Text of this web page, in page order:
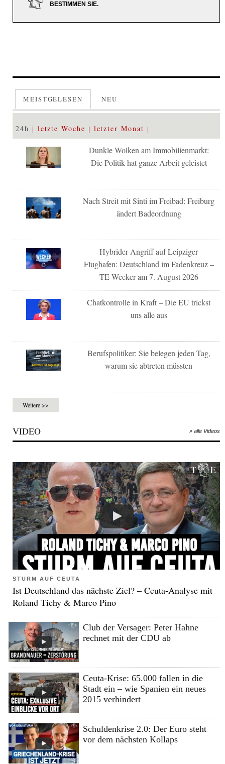
BESTIMMEN SIE.
MEISTGELESEN NEU
24h letzte Woche letzter Monat
Dunkle Wolken am Immobilienmarkt:
Die Politik hat ganze Arbeit geleistet
Nach Streit mit Sinti im Freibad: Freiburg
ändert Badeordnung
Hybrider Angriff auf Leipziger
Flughafen: Deutschland im Fadenkreuz –
TE-Wecker am 7. August 2026
Chatkontrolle in Kraft – Die EU trickst
uns alle aus
Berufspolitiker: Sie belegen jeden Tag,
warum sie abtreten müssten
Weitere >>
VIDEO » alle Videos
STURM AUF CEUTA
Ist Deutschland das nächste Ziel? – Ceuta-Analyse mit
Roland Tichy & Marco Pino
Club der Versager: Peter Hahne
rechnet mit der CDU ab
Ceuta-Krise: 65.000 fallen in die
Stadt ein – wie Spanien ein neues
2015 verhindert
Schuldenkrise 2.0: Der Euro steht
vor dem nächsten Kollaps